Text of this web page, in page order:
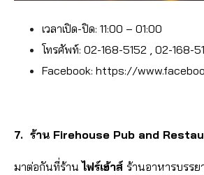
เวลาเปิด-ปิด: 11:00 – 01:00
โทรศัพท์: 02-168-5152 , 02-168-
Facebook: https://
7. ร้าน Firehouse Pub and
มาต่อกันที่ร้านไฟร์เฮ้าส์ ร้านอาหารบรร